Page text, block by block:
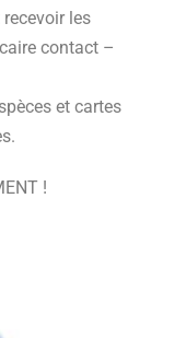
les
contact –
et cartes
!